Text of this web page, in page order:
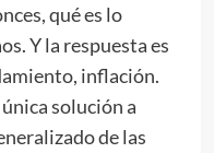
qué es lo
Y la respuesta es
inflación.
solución a
de las